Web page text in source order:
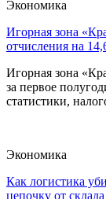
Экономика
Игорная зона
отчисления на
Игорная зона
за первое
статистики,
Экономика
Как логистика
цепочку от